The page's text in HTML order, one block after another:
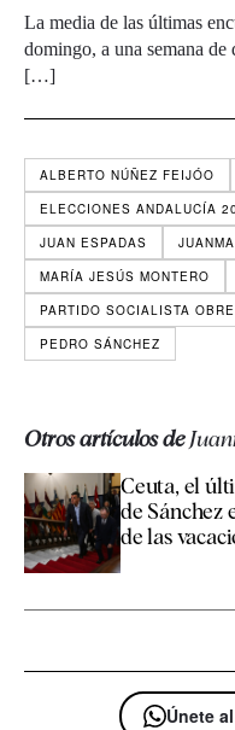
La media de las últimas
domingo, a una semana de
[…]
ALBERTO NÚÑEZ FEIJÓO
ELECCIONES ANDALUCÍA
JUAN ESPADAS
MARÍA JESÚS MONTERO
PARTIDO SOCIALISTA
PEDRO SÁNCHEZ
Otros artículos de
Ceuta, el
de Sánchez
de las
Únete